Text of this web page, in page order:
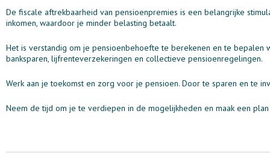
De fiscale aftrekbaarheid van pensioenpremies is een belangrijke
inkomen, waardoor je minder belasting betaalt.
Het is verstandig om je pensioenbehoefte te berekenen en te
banksparen, lijfrenteverzekeringen en collectieve pensioenregelingen.
Werk aan je toekomst en zorg voor je pensioen. Door te sparen en te
Neem de tijd om je te verdiepen in de mogelijkheden en maak een